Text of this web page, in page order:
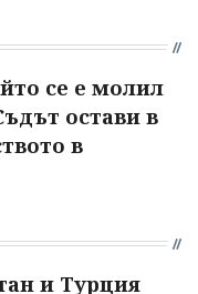
се е молил
остави в
в
и Турция